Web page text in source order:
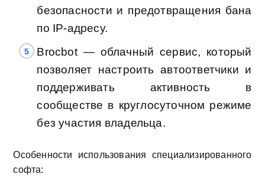
безопасности и предотвращения бана
по IP-адресу.
Brocbot — облачный сервис, который
позволяет настроить автоответчики и
поддерживать активность в
сообществе в круглосуточном режиме
без участия владельца.
Особенности использования специализированного
софта: